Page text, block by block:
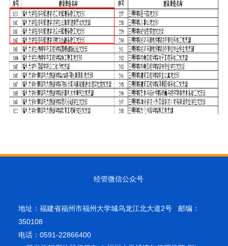
经管微信公众号
地址：福建省福州市福州大学城乌龙江北大道2号 邮编：
350108
电话：0591-22866400